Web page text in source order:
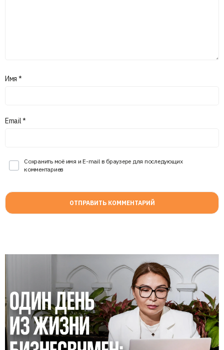
Имя *
Email*
Сохранить моё имя и E-mail в браузере для последующих
комментариев